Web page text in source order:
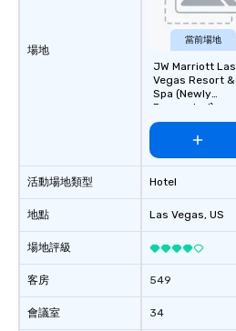
場地
活動場地類型
地點
場地評級
客房
會議室
當前場地
JW Marriott Las
Vegas Resort &
Spa (Newly
Renovated)
Hotel
Las Vegas, US
549
34